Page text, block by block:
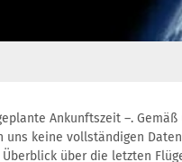
Ankunftszeit –.
keine vollständigen
über die letzten